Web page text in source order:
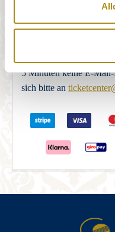
STRIPE Payments
Zahlung
5 Minuten keine E-Mail-
sich bitte an